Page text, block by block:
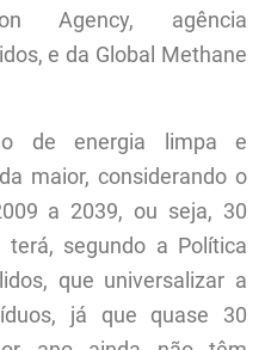
Agency, agência
e da Global Methane
de energia limpa e
maior, considerando o
a 2039, ou seja, 30
segundo a Política
que universalizar a
já que quase 30